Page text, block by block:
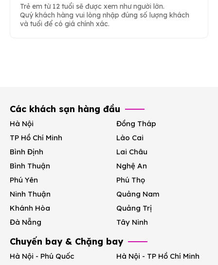
Trẻ em từ 12 tuổi sẽ được xem như người lớn.
Quý khách hàng vui lòng nhập đúng số lượng khách
và tuổi để có giá chính xác.
Các khách sạn hàng đầu
Hà Nội
TP Hồ Chí Minh
Bình Định
Bình Thuận
Phú Yên
Ninh Thuận
Khánh Hòa
Đà Nẵng
Đồng Tháp
Lào Cai
Lai Châu
Nghệ An
Phú Thọ
Quảng Nam
Quảng Trị
Tây Ninh
Chuyến bay & Chặng bay
Hà Nội - Phú Quốc
Hà Nội - TP Hồ Chí Minh